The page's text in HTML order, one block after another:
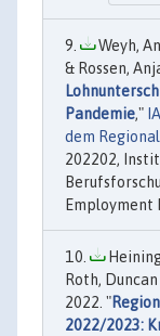
Weyh,
& Rossen,
Pandemie,"
dem
202202,
Employment
Roth,
2022. "
2022/2023: